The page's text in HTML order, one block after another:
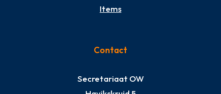
Items
Contact
Secretariaat OW